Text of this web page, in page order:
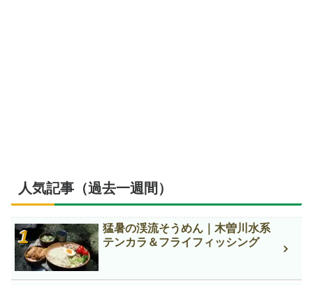
人気記事（過去一週間）
猛暑の渓流そうめん｜木曽川水系
テンカラ＆フライフィッシング